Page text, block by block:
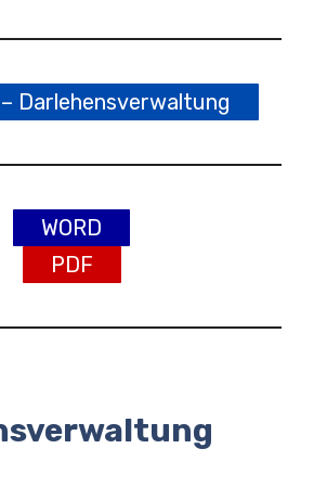
– Darlehensverwaltung
WORD
PDF